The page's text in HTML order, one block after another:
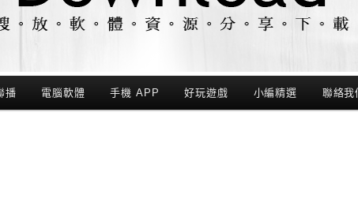
播 電腦軟體 手機 APP 好玩遊戲 小編精選 聯絡我